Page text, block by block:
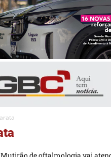
Mutirão de oftalmologia vai